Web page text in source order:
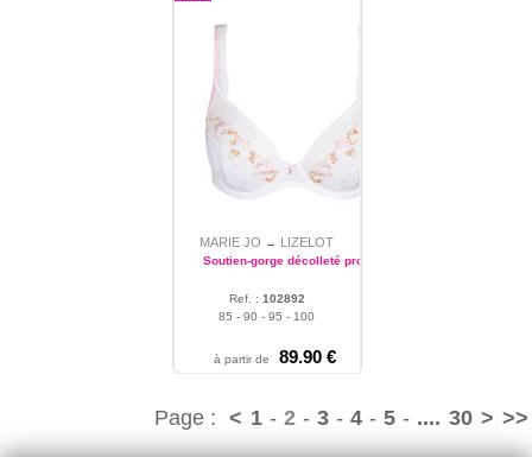
MARIE JO → LIZELOT
Soutien-gorge décolleté profond
Ref. : 102892
85 - 90 - 95 - 100
à partir de 89.90 €
Page : < 1 - 2 - 3 - 4 - 5 - .... 30 > >>